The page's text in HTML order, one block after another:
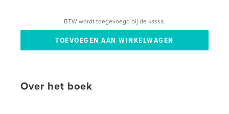
BTW wordt toegevoegd bij de kassa.
Over het boek